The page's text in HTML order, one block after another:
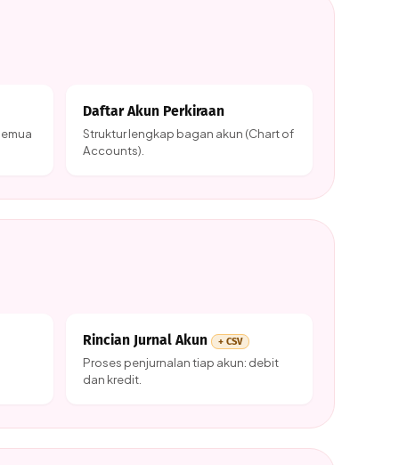
Daftar Akun Perkiraan
Struktur lengkap bagan akun (Chart of
Accounts).
Rincian Jurnal Akun + CSV
Proses penjurnalan tiap akun: debit
dan kredit.